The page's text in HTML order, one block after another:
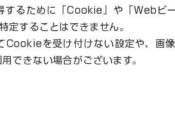
るために「Cookie」や「Webビ
定することはできません。
Cookieを受け付けない設定や、画
できない場合がございます。